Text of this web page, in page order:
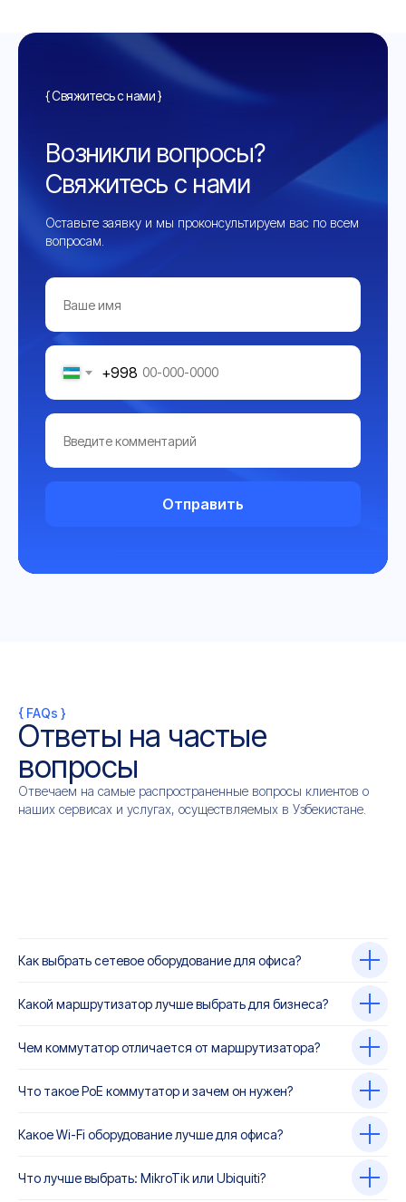
{ Свяжитесь с нами }
Возникли вопросы?
Свяжитесь с нами
Оставьте заявку и мы проконсультируем вас по всем
вопросам.
+998
Отправить
{ FAQs }
Ответы на частые
вопросы
Отвечаем на самые распространенные вопросы клиентов о
наших сервисах и услугах, осуществляемых в Узбекистане.
Как выбрать сетевое оборудование для офиса?
Какой маршрутизатор лучше выбрать для бизнеса?
Чем коммутатор отличается от маршрутизатора?
Что такое PoE коммутатор и зачем он нужен?
Какое Wi-Fi оборудование лучше для офиса?
Что лучше выбрать: MikroTik или Ubiquiti?